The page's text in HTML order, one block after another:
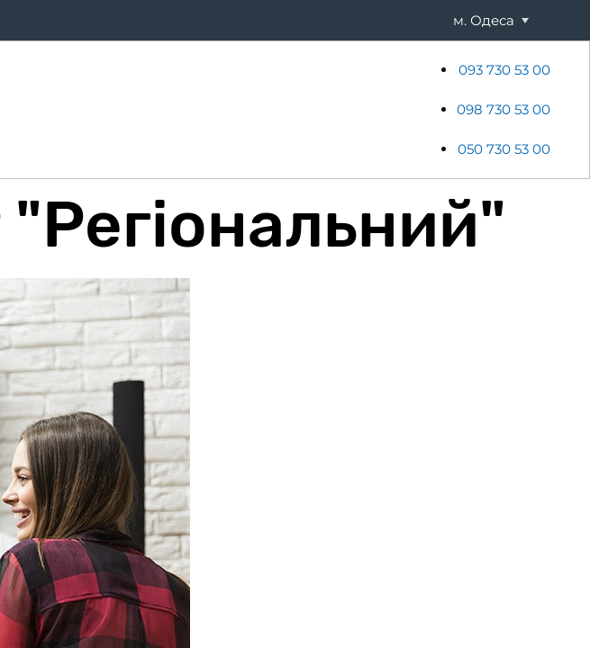
м. Одеса
093 730 53 00
098 730 53 00
050 730 53 00
"Регіональний"